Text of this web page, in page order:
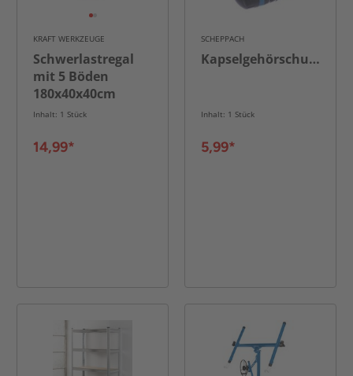
KRAFT WERKZEUGE
Schwerlastregal
mit 5 Böden
180x40x40cm
Inhalt: 1 Stück
14,99*
SCHEPPACH
Kapselgehörschutz
Inhalt: 1 Stück
5,99*